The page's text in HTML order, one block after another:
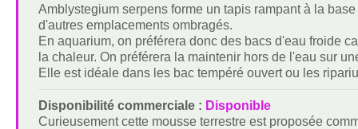
Amblystegium serpens forme un tapis rampant à la
d'autres emplacements ombragés.
En aquarium, on préférera donc des bacs d'eau froide
la chaleur. On préférera la maintenir hors de l'eau sur
Elle est idéale dans les bac tempéré ouvert ou les
Disponibilité commerciale : Disponible
Curieusement cette mousse terrestre est proposée